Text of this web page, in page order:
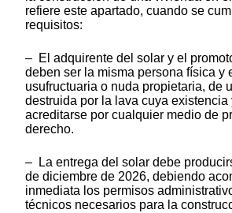
refiere este apartado, cuando se
requisitos:
– El adquirente del solar y el
deben ser la misma persona física y
usufructuaria o nuda propietaria, de
destruida por la lava cuya
acreditarse por cualquier medio de
derecho.
– La entrega del solar debe
de diciembre de 2026, debiendo
inmediata los permisos
técnicos necesarios para la